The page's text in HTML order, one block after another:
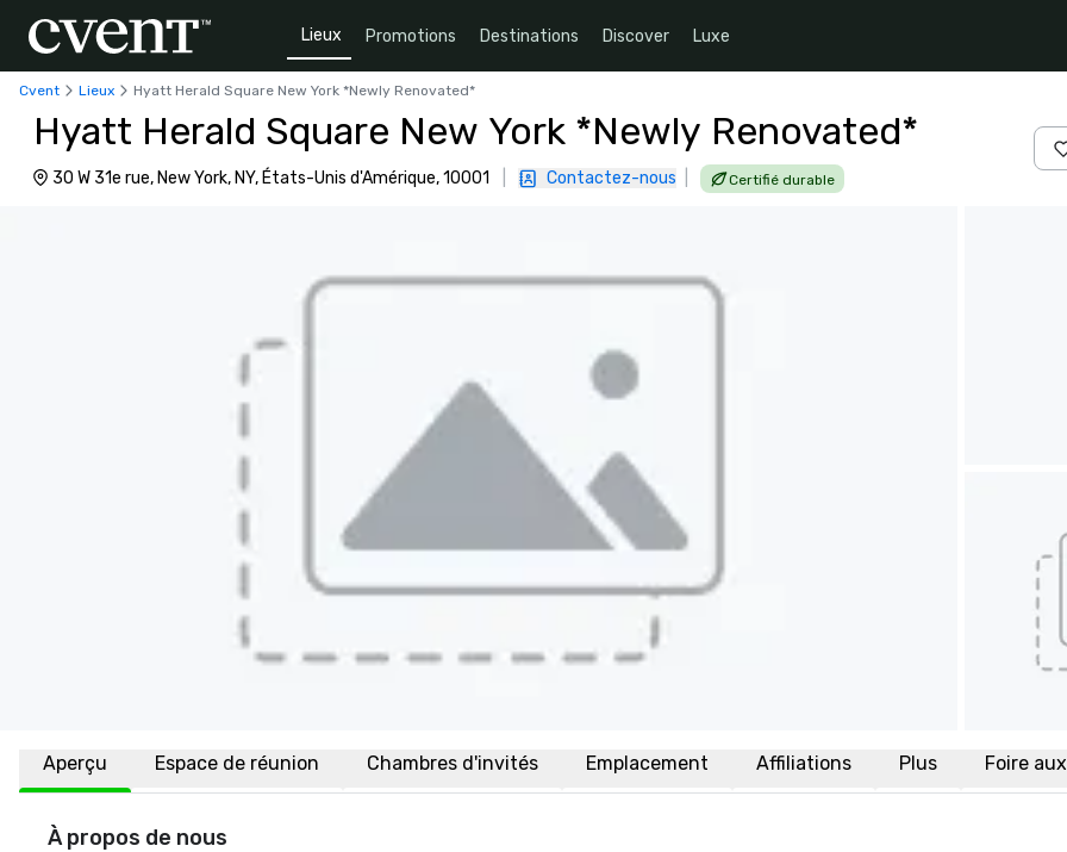
Lieux Promotions Destinations Discover Luxe
Cvent Lieux Hyatt Herald Square New York *Newly Renovated*
Hyatt Herald Square New York *Newly Renovated*
30 W 31e rue, New York, NY, États-Unis d'Amérique, 10001 Contactez-nous Certifié durable
Aperçu Espace de réunion Chambres d'invités Emplacement Affiliations Plus Foire
À propos de nous